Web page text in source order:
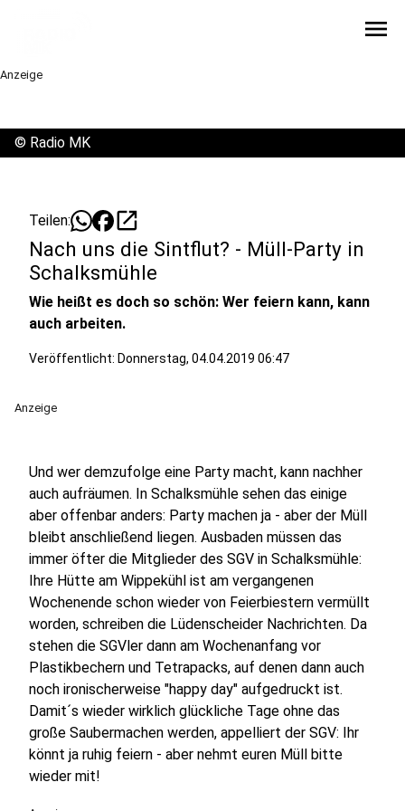
menu
Anzeige
© Radio MK
Teilen: open_in_new
Nach uns die Sintflut? - Müll-Party in
Schalksmühle
Wie heißt es doch so schön: Wer feiern kann, kann
auch arbeiten.
Veröffentlicht: Donnerstag, 04.04.2019 06:47
Anzeige
Und wer demzufolge eine Party macht, kann nachher
auch aufräumen. In Schalksmühle sehen das einige
aber offenbar anders: Party machen ja - aber der Müll
bleibt anschließend liegen. Ausbaden müssen das
immer öfter die Mitglieder des SGV in Schalksmühle:
Ihre Hütte am Wippekühl ist am vergangenen
Wochenende schon wieder von Feierbiestern vermüllt
worden, schreiben die Lüdenscheider Nachrichten. Da
stehen die SGVler dann am Wochenanfang vor
Plastikbechern und Tetrapacks, auf denen dann auch
noch ironischerweise "happy day" aufgedruckt ist.
Damit´s wieder wirklich glückliche Tage ohne das
große Saubermachen werden, appelliert der SGV: Ihr
könnt ja ruhig feiern - aber nehmt euren Müll bitte
wieder mit!